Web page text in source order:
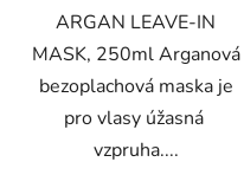
hvězdiček.
ARGAN LEAVE-IN
MASK, 250ml Arganová
bezoplachová maska je
pro vlasy úžasná
vzpruha....